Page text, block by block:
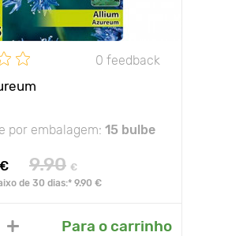
0 feedback
por embalagem: 15 bulbe
€ 9.90 €
de 30 dias:* 9.90 €
Para o carrinho